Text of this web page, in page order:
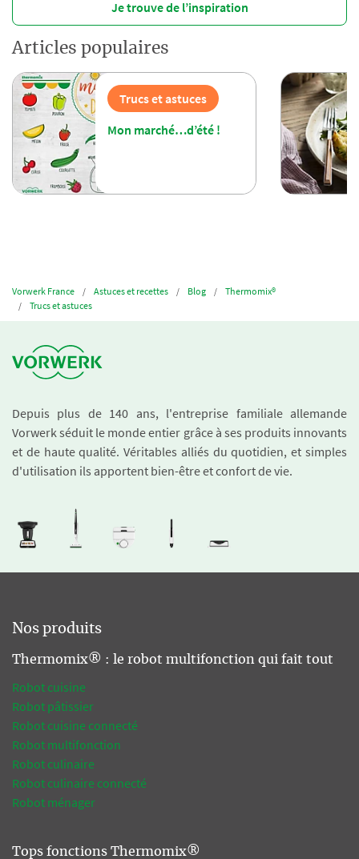
Je trouve de l’inspiration
Articles populaires
Trucs et astuces
Mon marché…d’été !
Vorwerk France Astuces et recettes Blog
Thermomix®
Trucs et astuces
Depuis plus de 140 ans, l'entreprise familiale allemande
Vorwerk séduit le monde entier grâce à ses produits innovants
et de haute qualité. Véritables alliés du quotidien, et simples
d'utilisation ils apportent bien-être et confort de vie.
Nos produits
Thermomix® : le robot multifonction qui fait tout
Robot cuisine
Robot pâtissier
Robot cuisine connecté
Robot multifonction
Robot culinaire
Robot culinaire connecté
Robot ménager
Tops fonctions Thermomix®